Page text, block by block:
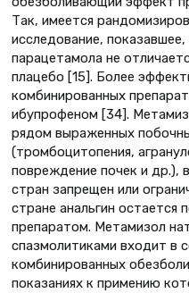
Так, имеется
исследование,
парацетамола не
плацебо [15]. Более
комбинированных
ибупрофеном [34].
рядом выраженных
(тромбоцитопения,
повреждение почек и др.),
стран запрещен или
стране анальгин
препаратом. Метамизол
спазмолитиками входит в
комбинированных
показаниях к примению